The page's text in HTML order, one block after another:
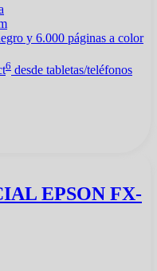
y 6.000 páginas a color
6 desde tabletas/teléfonos
EPSON FX-